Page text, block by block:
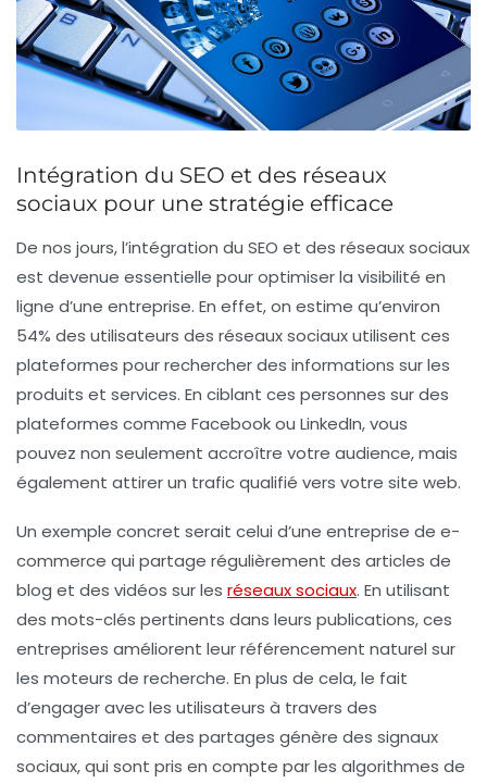
Intégration du SEO et des réseaux
sociaux pour une stratégie efficace
De nos jours, l’intégration du SEO et des réseaux sociaux
est devenue essentielle pour optimiser la visibilité en
ligne d’une entreprise. En effet, on estime qu’environ
54% des utilisateurs des réseaux sociaux utilisent ces
plateformes pour rechercher des informations sur les
produits et services. En ciblant ces personnes sur des
plateformes comme Facebookou LinkedIn, vous
pouvez non seulement accroître votre audience, mais
également attirer un trafic qualifié vers votre site web.
Un exemple concret serait celui d’une entreprise de e-
commerce qui partage régulièrement des articles de
blog et des vidéos sur les réseaux sociaux. En utilisant
des mots-clés pertinents dans leurs publications, ces
entreprises améliorent leurréférencement naturel sur
les moteurs de recherche. En plus de cela, le fait
d’engager avec les utilisateurs à travers des
commentaires et des partages génère des signaux
sociaux, qui sont pris en compte par les algorithmes de